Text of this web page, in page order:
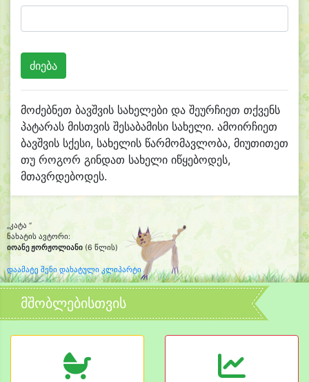
მოძებნეთ ბავშვის სახელები და შეურჩიეთ თქვენს
პატარას მისთვის შესაბამისი სახელი. ამოირჩიეთ
ბავშვის სქესი, სახელის წარმომავლობა, მიუთითეთ
თუ როგორ გინდათ სახელი იწყებოდეს,
მთავრდებოდეს.
„კატა “
ნახატის ავტორი:
იოანე ჟორჟოლიანი (6 წლის)
დაამატე შენი დახატული კლიპარტი
მშობლებისთვის